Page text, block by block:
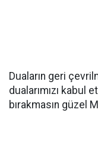
Duaların geri
dualarımızı kabul
bırakmasın güzel